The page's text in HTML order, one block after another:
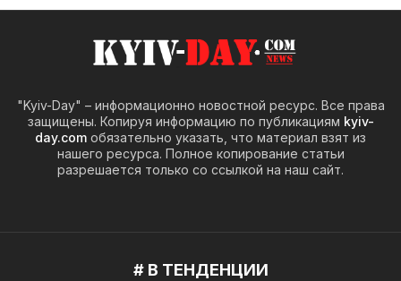
"Kyiv-Day" – информационно новостной ресурс. Все права
защищены. Копируя информацию по публикациям kyiv-
day.com обязательно указать, что материал взят из
нашего ресурса. Полное копирование статьи
разрешается только со ссылкой на наш сайт.
# В ТЕНДЕНЦИИ